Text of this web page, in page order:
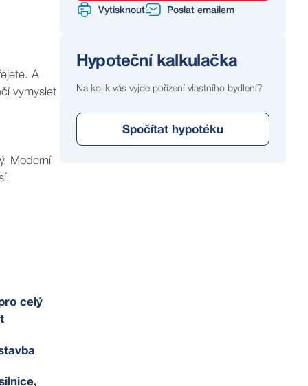
A
vymyslet
Moderní
celý
Vytisknout Poslat emailem
Hypoteční kalkulačka
Na kolik vás vyjde pořízení vlastního bydlení?
Spočítat hypotéku